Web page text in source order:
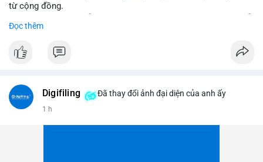
từ cộng đồng.
về pháp lý.
#binancesquare
#vlikevn #titanbot
Đọc thêm
Digifiling Đã thay đổi ảnh đại diện của anh ấy
1 h